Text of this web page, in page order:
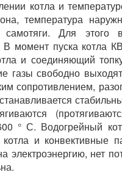
котла и
температура
самотяги. Для этого
В момент пуска котла
и соединяющий
газы свободно
сопротивлением,
° С. Водогрейный
и конвективные
электроэнергию, нет